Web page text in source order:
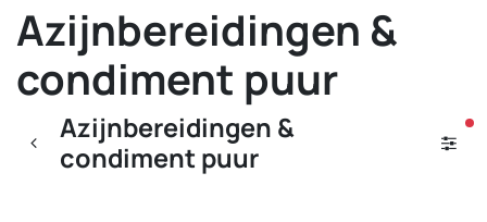
Azijnbereidingen &
condiment puur
Azijnbereidingen &
condiment puur